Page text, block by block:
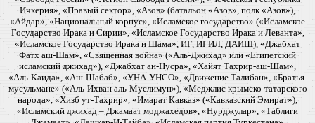
Ичкерия», «Правый сектор», «Азов» (батальон «Азов», полк «Азов»),
«Айдар», «Национальный корпус», «Исламское государство» («Исламское
Государство Ирака и Сирии», «Исламское Государство Ирака и Леванта»,
«Исламское Государство Ирака и Шама», ИГ, ИГИЛ, ДАИШ), «Джабхат
Фатх аш-Шам», «Священная война» («Аль-Джихад» или «Египетский
исламский джихад»), «Джабхат ан-Нусра», «Хайят Тахрир-аш-Шам»,
«Аль-Каида», «Аш-Шабаб», «УНА-УНСО», «Движение Талибан», «Братья-
мусульмане» («Аль-Ихван аль-Муслимун»), «Меджлис крымско-татарского
народа», «Хизб ут-Тахрир», «Имарат Кавказ» («Кавказский Эмират»),
«Исламский джихад – Джамаат моджахедов», «Нурджулар», «Таблиги